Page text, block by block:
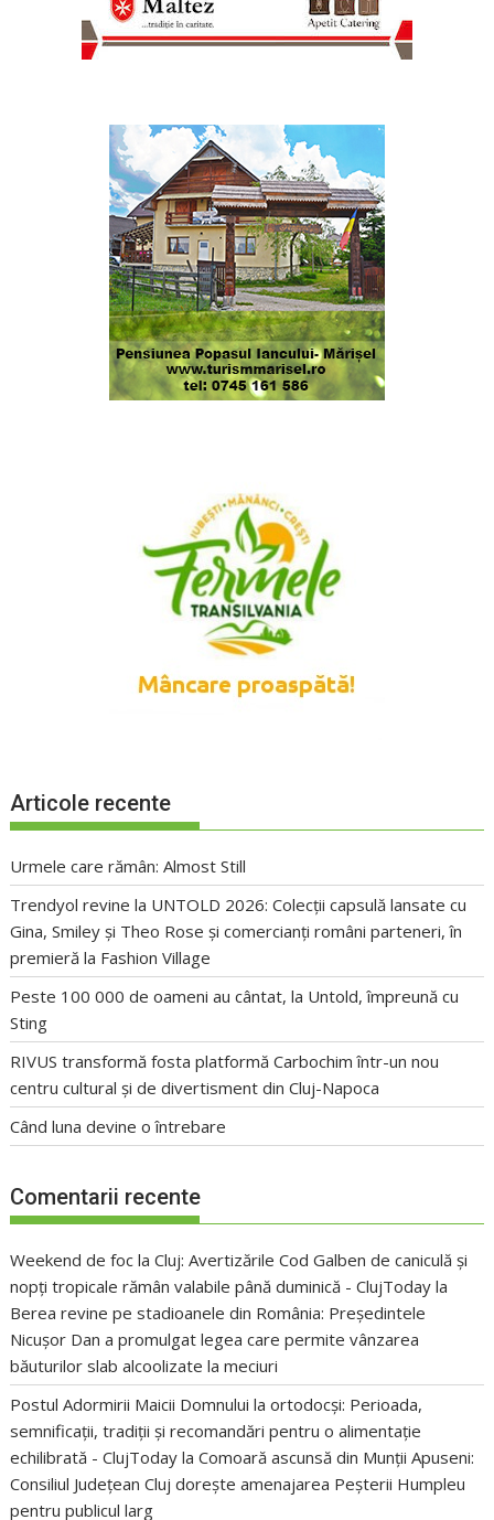
Articole recente
Urmele care rămân: Almost Still
Trendyol revine la UNTOLD 2026: Colecții capsulă lansate cu
Gina, Smiley și Theo Rose și comercianți români parteneri, în
premieră la Fashion Village
Peste 100 000 de oameni au cântat, la Untold, împreună cu
Sting
RIVUS transformă fosta platformă Carbochim într-un nou
centru cultural și de divertisment din Cluj-Napoca
Când luna devine o întrebare
Comentarii recente
Weekend de foc la Cluj: Avertizările Cod Galben de caniculă și
nopți tropicale rămân valabile până duminică - ClujToday la
Berea revine pe stadioanele din România: Președintele
Nicușor Dan a promulgat legea care permite vânzarea
băuturilor slab alcoolizate la meciuri
Postul Adormirii Maicii Domnului la ortodocși: Perioada,
semnificații, tradiții și recomandări pentru o alimentație
echilibrată - ClujToday laComoară ascunsă din Munții Apuseni:
Consiliul Județean Cluj dorește amenajarea Peșterii Humpleu
pentru publicul larg